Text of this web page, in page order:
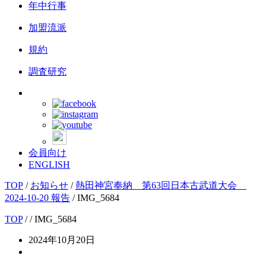
年中行事
加盟流派
規約
調査研究
会員向け
ENGLISH
TOP / お知らせ /熱田神宮奉納 第63回日本古武道大会
2024-10-20 報告 /IMG_5684
TOP// IMG_5684
2024年10月20日